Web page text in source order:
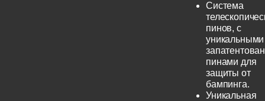
Система
пинов, с
уникальными
пинами для
защиты от
бампинга.
Уникальная